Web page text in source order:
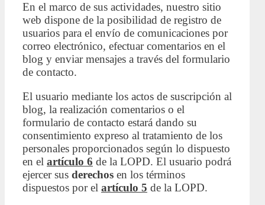
En el marco de sus actividades, nuestro sitio
web dispone de la posibilidad de registro de
usuarios para el envío de comunicaciones por
correo electrónico, efectuar comentarios en el
blog y enviar mensajes a través del formulario
de contacto.
El usuario mediante los actos de suscripción al
blog, la realización comentarios o el
formulario de contacto estará dando su
consentimiento expreso al tratamiento de los
personales proporcionados según lo dispuesto
en el artículo 6 de la LOPD. El usuario podrá
ejercer sus derechos en los términos
dispuestos por el artículo 5 de la LOPD.